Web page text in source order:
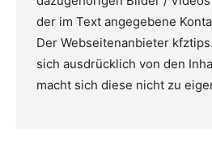
der im Text angegebene
Der Webseitenanbieter
sich ausdrücklich von den
macht sich diese nicht zu